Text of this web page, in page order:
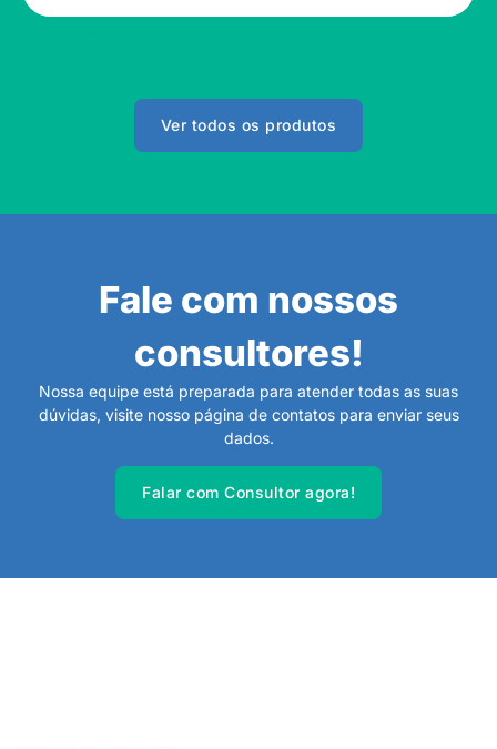
Ver todos os produtos
Fale com nossos
consultores!
Nossa equipe está preparada para atender todas as suas
dúvidas, visite nosso página de contatos para enviar seus
dados.
Falar com Consultor agora!